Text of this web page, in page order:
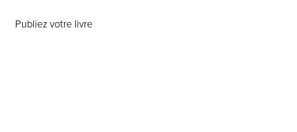
Publiez votre livre